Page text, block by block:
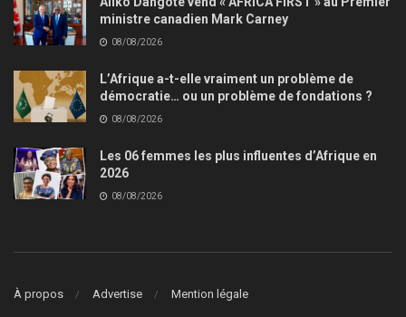
ministre canadien Mark Carney
08/08/2026
L’Afrique a-t-elle vraiment un problème de
démocratie… ou un problème de fondations ?
08/08/2026
Les 06 femmes les plus influentes d’Afrique en
2026
08/08/2026
À propos Advertise Mention légale